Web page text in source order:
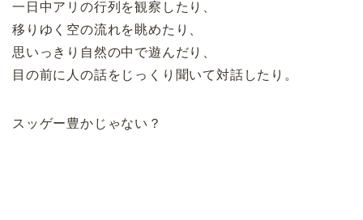
一日中アリの行列を観察したり、
移りゆく空の流れを眺めたり、
思いっきり自然の中で遊んだり、
目の前に人の話をじっくり聞いて対話したり。
スッゲー豊かじゃない？